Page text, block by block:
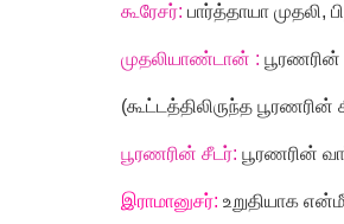
கூரேசர்: பார்த்தாயா முதலி,
முதலியாண்டான் :
(கூட்டத்திலிருந்த பூரணரின்
பூரணரின் சீடர்: பூரணரின்
இராமானுசர்: உறுதியாக